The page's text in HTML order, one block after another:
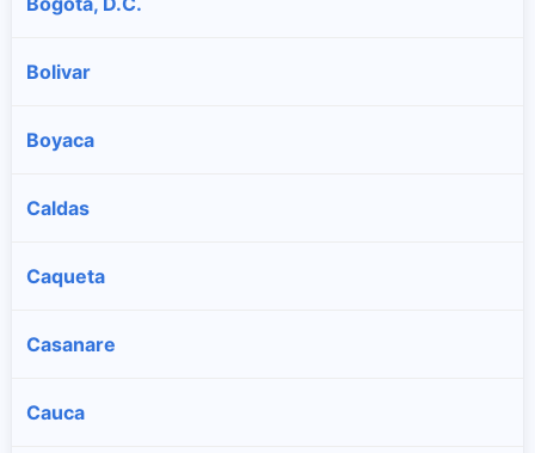
Bolivar
Boyaca
Caldas
Caqueta
Casanare
Cauca